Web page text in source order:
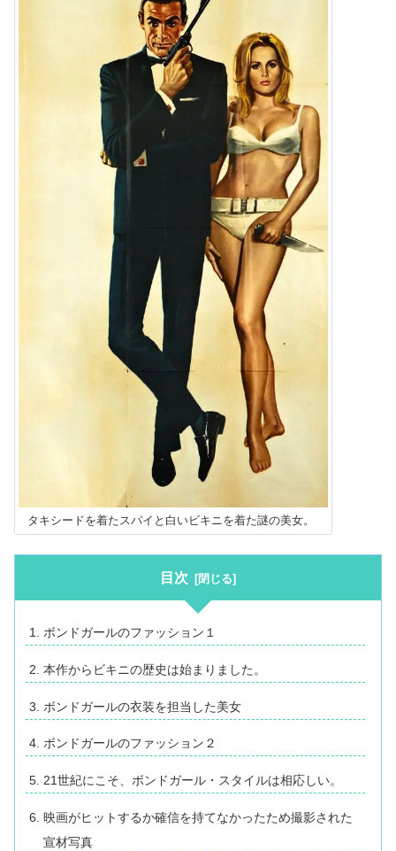
タキシードを着たスパイと白いビキニを着た謎の美女。
目次
ボンドガールのファッション１
本作からビキニの歴史は始まりました。
ボンドガールの衣装を担当した美女
ボンドガールのファッション２
21世紀にこそ、ボンドガール・スタイルは相応しい。
映画がヒットするか確信を持てなかったため撮影された
宣材写真